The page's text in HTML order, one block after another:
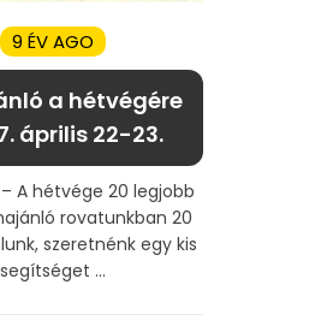
9 ÉV AGO
a hétvégére
április 22-23.
A hétvége 20 legjobb
rovatunkban 20
szeretnénk egy kis
segítséget ...